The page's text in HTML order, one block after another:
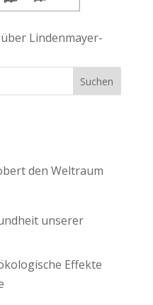
Lindenmayer-
den Weltraum
unserer
Effekte